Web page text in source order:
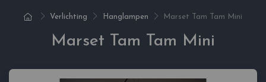
Verlichting Hanglampen Marset Tam Tam Mini
Marset Tam Tam Mini